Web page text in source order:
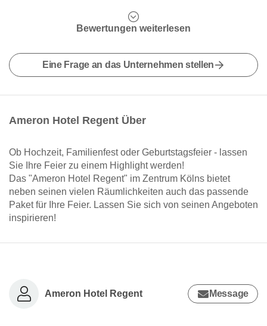
Bewertungen weiterlesen
Eine Frage an das Unternehmen stellen
Ameron Hotel Regent Über
Ob Hochzeit, Familienfest oder Geburtstagsfeier - lassen
Sie Ihre Feier zu einem Highlight werden!
Das "Ameron Hotel Regent" im Zentrum Kölns bietet
neben seinen vielen Räumlichkeiten auch das passende
Paket für Ihre Feier. Lassen Sie sich von seinen Angeboten
inspirieren!
Ameron Hotel Regent Message